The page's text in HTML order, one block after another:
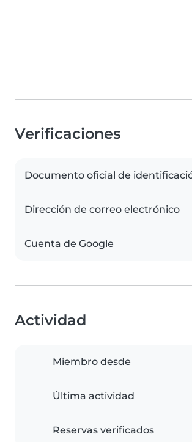
Verificaciones
Documento oficial de
Dirección de correo electrónico
Cuenta de Google
Actividad
Miembro desde
Última actividad
Reservas verificados